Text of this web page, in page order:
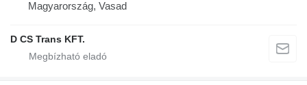
Magyarország, Vasad
D CS Trans KFT.